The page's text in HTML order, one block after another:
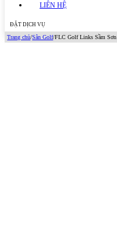
LIÊN HỆ
ĐẶT DỊCH VỤ
Trang chủ/Sân Golf/FLC Golf Links Sầm Sơn